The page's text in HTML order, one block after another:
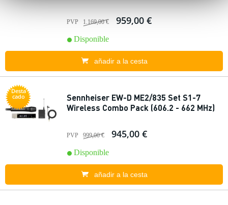
PVP 1.169,00 € 959,00 €
Disponible
añadir a la cesta
Desta
cado
Sennheiser EW-D ME2/835 Set S1-7
Wireless Combo Pack (606.2 - 662 MHz)
PVP 999,00 € 945,00 €
Disponible
añadir a la cesta